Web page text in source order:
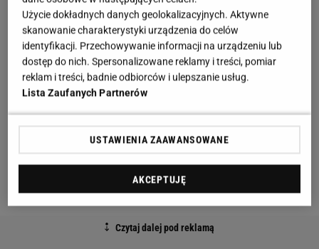
pasma i czynić podatnymi na urazy mechaniczne.
Dlaczego? Ponieważ wysoka temperatura
wykorzystywana do stylizacji wysusza kosmyki.
Kluczowe dla ochrony włosów podczas
modelowania jest stosowanie kosmetyków
ochronnych, w tym sprayu termoochronnego
– mówi Agnieszka Kowalska, Medical Advisor,
ekspert marki BAŚKA.
Użycie dokładnych danych geolokalizacyjnych. Aktywne
skanowanie charakterystyki urządzenia do celów
identyfikacji. Przechowywanie informacji na urządzeniu lub
dostęp do nich. Spersonalizowane reklamy i treści, pomiar
reklam i treści, badnie odbiorców i ulepszanie usług.
Lista Zaufanych Partnerów
USTAWIENIA ZAAWANSOWANE
AKCEPTUJĘ